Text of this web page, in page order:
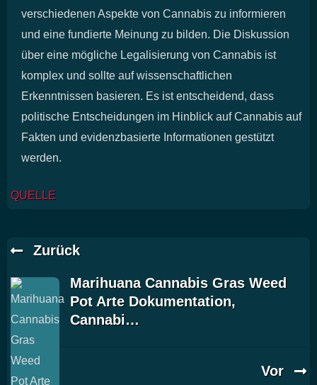
verschiedenen Aspekte von Cannabis zu informieren
und eine fundierte Meinung zu bilden. Die Diskussion
über eine mögliche Legalisierung von Cannabis ist
komplex und sollte auf wissenschaftlichen
Erkenntnissen basieren. Es ist entscheidend, dass
politische Entscheidungen im Hinblick auf Cannabis auf
Fakten und evidenzbasierte Informationen gestützt
werden.
QUELLE
Zurück
Marihuana Cannabis Gras Weed
Pot Arte Dokumentation,
Cannabi…
Vor